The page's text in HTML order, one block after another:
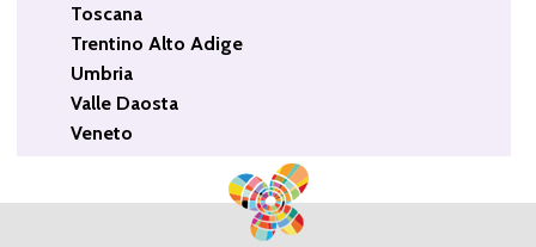
Toscana
Trentino Alto Adige
Umbria
Valle Daosta
Veneto